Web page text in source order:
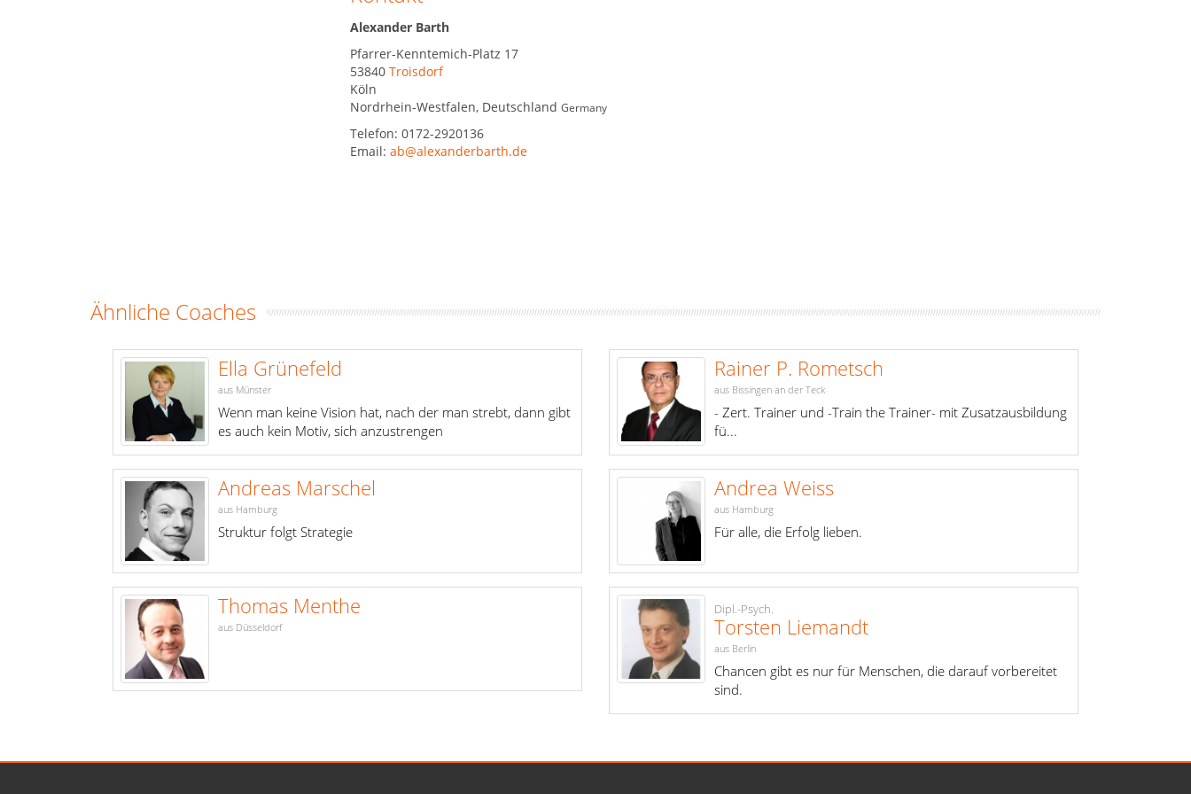
Alexander Barth
Pfarrer-Kenntemich-Platz 17
53840 Troisdorf
Köln
Nordrhein-Westfalen, Deutschland Germany
Telefon: 0172-2920136
Email: ab@alexanderbarth.de
Ähnliche Coaches
Ella Grünefeld
aus Münster
Wenn man keine Vision hat, nach der man strebt, dann gibt
es auch kein Motiv, sich anzustrengen
Rainer P. Rometsch
aus Bissingen an der Teck
- Zert. Trainer und -Train the Trainer- mit Zusatzausbildung
fü...
Andreas Marschel
aus Hamburg
Struktur folgt Strategie
Andrea Weiss
aus Hamburg
Für alle, die Erfolg lieben.
Thomas Menthe
aus Düsseldorf
Dipl.-Psych.
Torsten Liemandt
aus Berlin
Chancen gibt es nur für Menschen, die darauf vorbereitet
sind.